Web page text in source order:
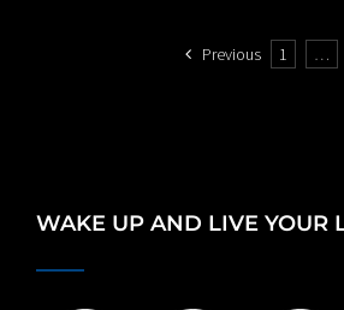
Previous 1 …
WAKE UP AND LIVE YOUR